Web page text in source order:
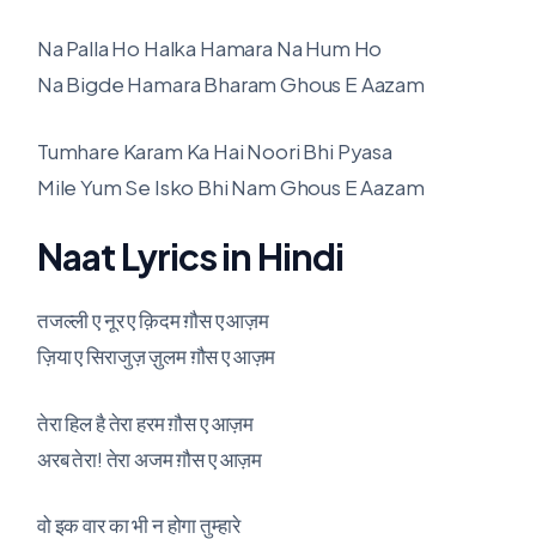
Na Palla Ho Halka Hamara Na Hum Ho
Na Bigde Hamara Bharam Ghous E Aazam
Tumhare Karam Ka Hai Noori Bhi Pyasa
Mile Yum Se Isko Bhi Nam Ghous E Aazam
Naat Lyrics in Hindi
तजल्ली ए नूर ए क़िदम ग़ौस ए आज़म
ज़िया ए सिराजुज़ ज़ुलम ग़ौस ए आज़म
तेरा हिल है तेरा हरम ग़ौस ए आज़म
अरब तेरा! तेरा अजम ग़ौस ए आज़म
वो इक वार का भी न होगा तुम्हारे